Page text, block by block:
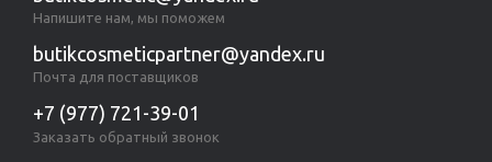
Напишите нам, мы поможем
butikcosmeticpartner@yandex.ru
Почта для поставщиков
+7 (977) 721-39-01
Заказать обратный звонок